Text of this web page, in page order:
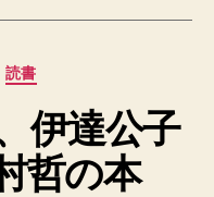
読書
伊達公子
哲の本